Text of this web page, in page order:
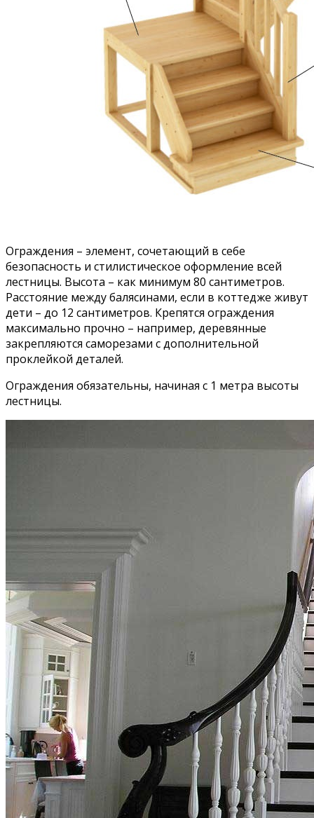
Ограждения – элемент, сочетающий в себе
безопасность и стилистическое оформление всей
лестницы. Высота – как минимум 80 сантиметров.
Расстояние между балясинами, если в коттедже живут
дети – до 12 сантиметров. Крепятся ограждения
максимально прочно – например, деревянные
закрепляются саморезами с дополнительной
проклейкой деталей.
Ограждения обязательны, начиная с 1 метра высоты
лестницы.